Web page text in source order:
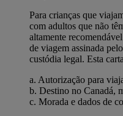
Para crianças que
com adultos que não
altamente
de viagem assinada
custódia legal. Esta
a. Autorização para
b. Destino no Canadá,
c. Morada e dados de